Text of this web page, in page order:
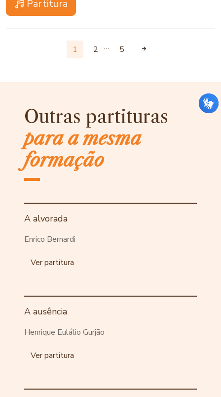
Partitura
1 2 … 5
Outras partituras
para a mesma
formação
A alvorada
Enrico Bernardi
Ver partitura
A ausência
Henrique Eulálio Gurjão
Ver partitura